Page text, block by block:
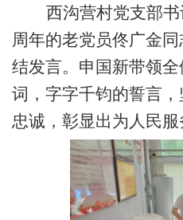
西沟营村党支部
周年的老党员佟广金
结发言。 申国新带领
词 ， 字字千钧的誓言
忠诚，彰显出为 人 民服